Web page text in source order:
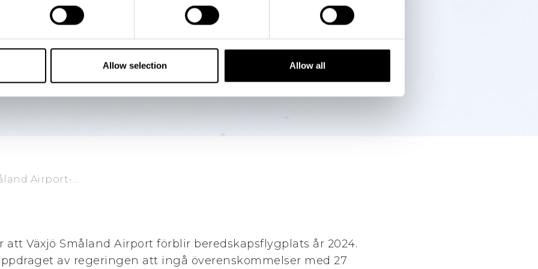
Allow selection Allow all
Airport-...
Växjö Småland Airport förblir beredskapsflygplats år 2024.
av regeringen att ingå överenskommelser med 27